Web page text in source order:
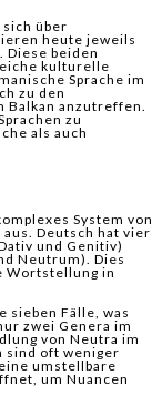
sich über
heute jeweils
beiden
kulturelle
Sprache im
zu den
Balkan anzutreffen.
zu
als auch
System von
Deutsch hat vier
und Genitiv)
Neutrum). Dies
Wortstellung in
sieben Fälle, was
zwei Genera im
von Neutra im
sind oft weniger
umstellbare
um Nuancen